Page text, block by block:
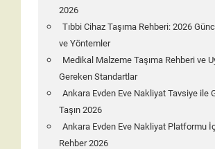
2026
Tıbbi Cihaz Taşıma Rehberi: 2026
ve Yöntemler
Medikal Malzeme Taşıma Rehberi ve
Gereken Standartlar
Ankara Evden Eve Nakliyat Tavsiye ile
Taşın 2026
Ankara Evden Eve Nakliyat Platformu
Rehber 2026